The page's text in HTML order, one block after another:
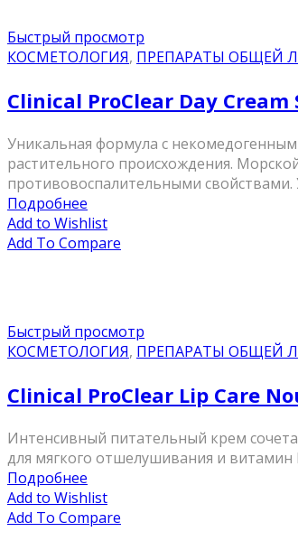
Быстрый просмотр
КОСМЕТОЛОГИЯ, ПРЕПАРАТЫ ОБЩЕЙ
Clinical ProClear Day
Уникальная формула с
растительного происхождения.
противовоспалительными свойствами.
Подробнее
Add to Wishlist
Add To Compare
Быстрый просмотр
КОСМЕТОЛОГИЯ, ПРЕПАРАТЫ ОБЩЕЙ
Clinical ProClear Lip Care
Интенсивный питательный крем
для мягкого отшелушивания и витамин
Подробнее
Add to Wishlist
Add To Compare